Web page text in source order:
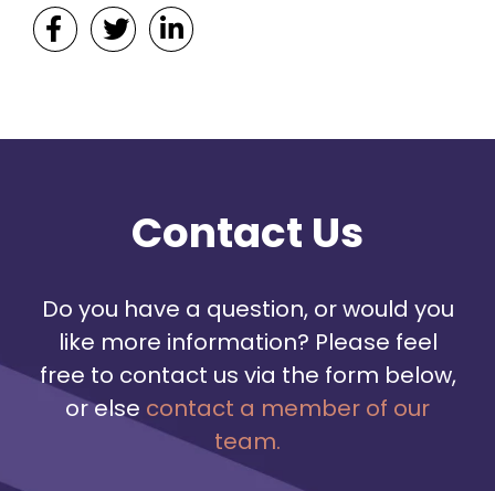
Contact Us
Do you have a question, or would you
like more information? Please feel
free to contact us via the form below,
or else contact a member of our
team.